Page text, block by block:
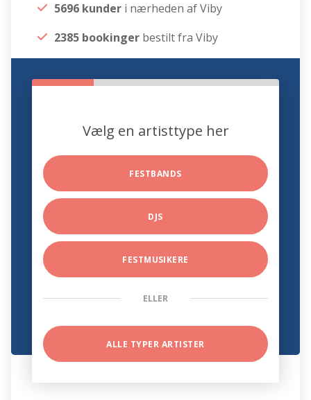
5696 kunder i nærheden af Viby
2385 bookinger bestilt fra Viby
Vælg en artisttype her
FESTBANDS
DJS
FESTMUSIKERE
ELLER
ALLE TYPER ARTISTER